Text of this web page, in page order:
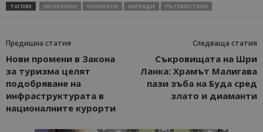
ТАГОВЕ ЕКСКУРЗИИ КОНКУРСИ НАГРАДИ ПЪТЕШЕСТВИЯ
Предишна статия
Нови промени в Закона
за туризма целят
подобряване на
инфраструктурата в
националните курорти
Следваща статия
Съкровищата на Шри
Ланка: Храмът Малигава
пази зъба на Буда сред
злато и диаманти
Доставчик/
Домейн
Валиден
до
Описание
is_visitor_unique
StatCounter
.statcounter.com
1 година
1 месец
Тази
се
сайта чрез
Име
Домейн
до
Описание
sc_is_visitor_unique
.bgtourism.bg
1 година
1 месец
за
съхраняване
Декларацията за